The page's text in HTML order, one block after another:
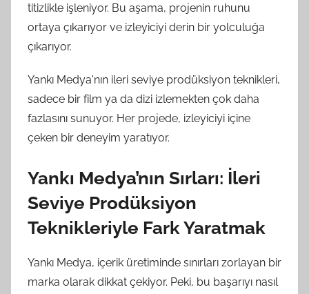
titizlikle işleniyor. Bu aşama, projenin ruhunu
ortaya çıkarıyor ve izleyiciyi derin bir yolculuğa
çıkarıyor.
Yankı Medya'nın ileri seviye prodüksiyon teknikleri,
sadece bir film ya da dizi izlemekten çok daha
fazlasını sunuyor. Her projede, izleyiciyi içine
çeken bir deneyim yaratıyor.
Yankı Medya’nın Sırları: İleri
Seviye Prodüksiyon
Teknikleriyle Fark Yaratmak
Yankı Medya, içerik üretiminde sınırları zorlayan bir
marka olarak dikkat çekiyor. Peki, bu başarıyı nasıl